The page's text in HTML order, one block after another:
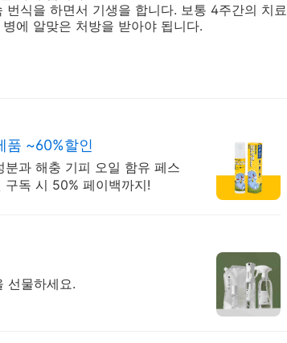
식을 하면서 기생을 합니다. 보통 4주간의 치료
에 알맞은 처방을 받아야 됩니다.
품 ~60%할인
과 해충 기피 오일 함유 페스
독 시 50% 페이백까지!
선물하세요.